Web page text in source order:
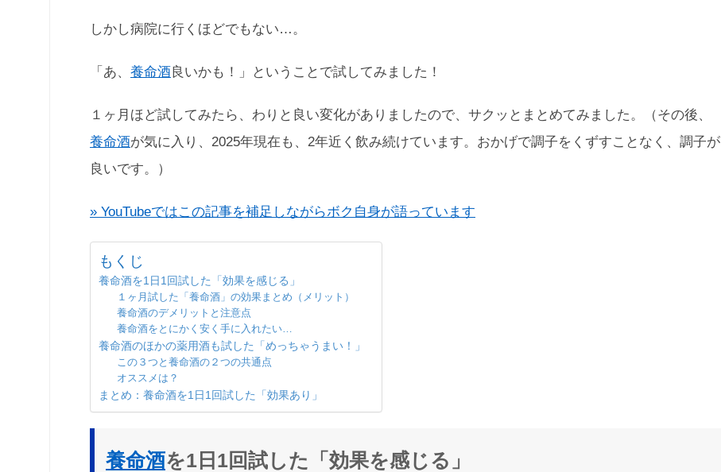
しかし病院に行くほどでもない…。
「あ、 養命酒良いかも！」ということで試してみました！
１ヶ月ほど試してみたら、わりと良い変化がありましたので、サクッとまとめてみました。（その後、
養命酒が気に入り、2025年現在も、2年近く飲み続けています。おかげで調子をくずすことなく、調子が
良いです。）
» YouTubeではこの記事を補足しながらボク自身が語っています
もくじ
養命酒を1日1回試した「効果を感じる」
１ヶ月試した「養命酒」の効果まとめ（メリット）
養命酒のデメリットと注意点
養命酒をとにかく安く手に入れたい…
養命酒のほかの薬用酒も試した「めっちゃうまい！」
この３つと養命酒の２つの共通点
オススメは？
まとめ：養命酒を1日1回試した「効果あり」
養命酒を1日1回試した「効果を感じる」